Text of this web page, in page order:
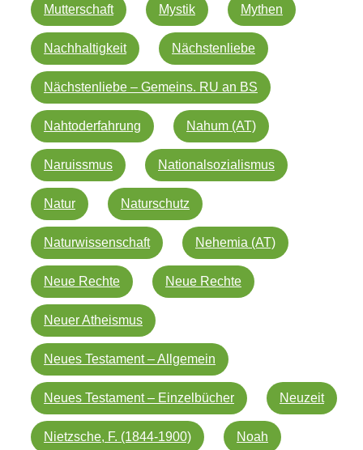
Mutterschaft Mystik Mythen
Nachhaltigkeit Nächstenliebe
Nächstenliebe – Gemeins. RU an BS
Nahtoderfahrung Nahum (AT)
Naruissmus Nationalsozialismus
Natur Naturschutz
Naturwissenschaft Nehemia (AT)
Neue Rechte Neue Rechte
Neuer Atheismus
Neues Testament – Allgemein
Neues Testament – Einzelbücher Neuzeit
Nietzsche, F. (1844-1900) Noah